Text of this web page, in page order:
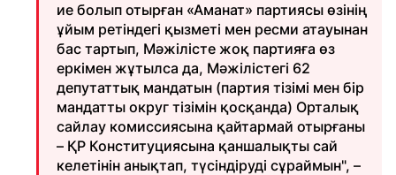
ие болып отырған «Аманат» партиясы өзінің
ұйым ретіндегі қызметі мен ресми атауынан
бас тартып, Мәжілісте жоқ партияға өз
еркімен жұтылса да, Мәжілістегі 62
депутаттық мандатын (партия тізімі мен бір
мандатты округ тізімін қосқанда) Орталық
сайлау комиссиясына қайтармай отырғаны
– ҚР Конституциясына қаншалықты сай
келетінін анықтап, түсіндіруді сұраймын", –